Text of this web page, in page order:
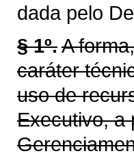
dada pelo
§ 1º.A
caráter
uso de
Executivo, a